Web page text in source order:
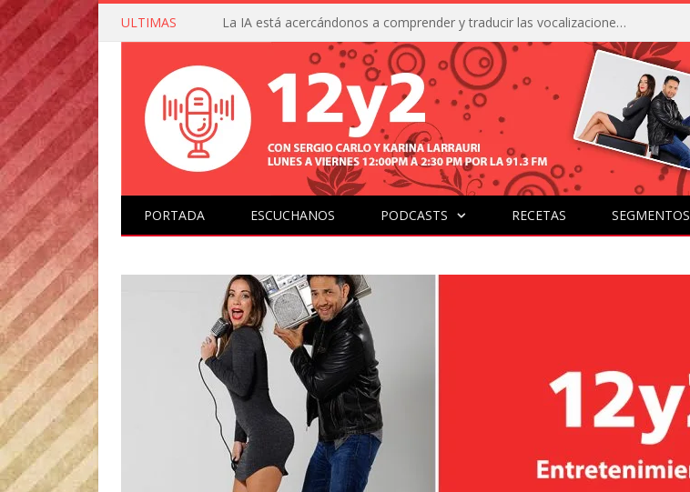
ULTIMAS La IA está acercándonos a comprender y traducir las vocalizaciones y comportamientos de nuestras mascotas
PORTADA ESCUCHANOS PODCASTS RECETAS SEGMENTOS